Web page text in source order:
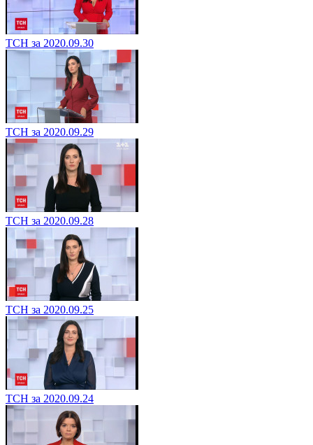
ТСН за 2020.09.30
ТСН за 2020.09.29
ТСН за 2020.09.28
ТСН за 2020.09.25
ТСН за 2020.09.24